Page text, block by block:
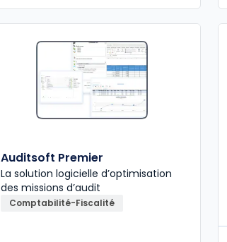
Auditsoft Premier
La solution logicielle d’optimisation
des missions d’audit
Comptabilité-Fiscalité